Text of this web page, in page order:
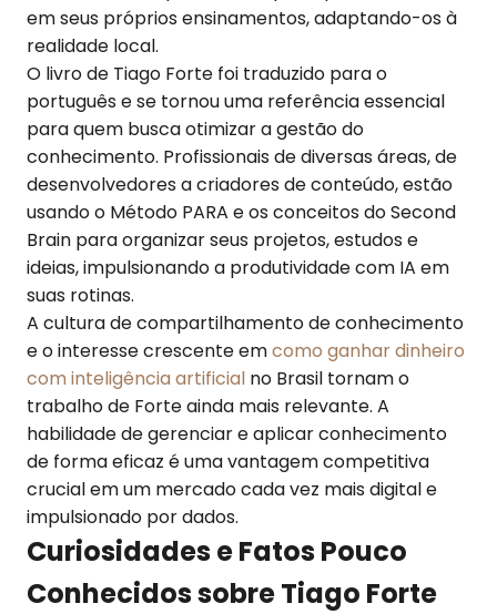
em seus próprios ensinamentos, adaptando-os à
realidade local.
O livro de Tiago Forte foi traduzido para o
português e se tornou uma referência essencial
para quem busca otimizar a gestão do
conhecimento. Profissionais de diversas áreas, de
desenvolvedores a criadores de conteúdo, estão
usando o Método PARA e os conceitos do Second
Brain para organizar seus projetos, estudos e
ideias, impulsionando a produtividade com IA em
suas rotinas.
A cultura de compartilhamento de conhecimento
e o interesse crescente emcomo ganhar dinheiro
com inteligência artificial no Brasil tornam o
trabalho de Forte ainda mais relevante. A
habilidade de gerenciar e aplicar conhecimento
de forma eficaz é uma vantagem competitiva
crucial em um mercado cada vez mais digital e
impulsionado por dados.
Curiosidades e Fatos Pouco
Conhecidos sobre Tiago Forte